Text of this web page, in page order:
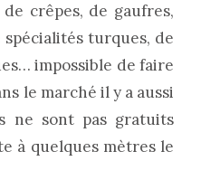
crêpes, de gaufres,
turques, de
impossible de faire
le marché il y a aussi
ne sont pas gratuits
à quelques mètres le